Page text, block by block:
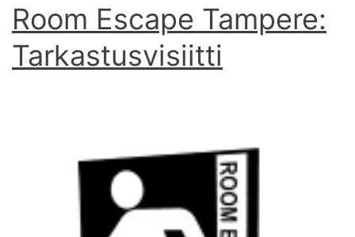
Room Escape Tampere:
Tarkastusvisiitti